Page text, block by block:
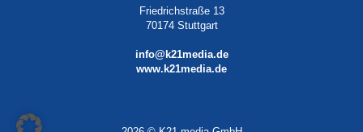
Friedrichstraße 13
70174 Stuttgart
info@k21media.de
www.k21media.de